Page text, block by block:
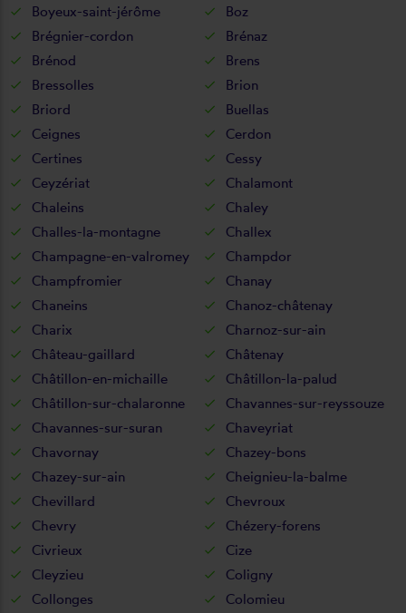
Boyeux-saint-jérôme
Boz
Brégnier-cordon
Brénaz
Brénod
Brens
Bressolles
Brion
Briord
Buellas
Ceignes
Cerdon
Certines
Cessy
Ceyzériat
Chalamont
Chaleins
Chaley
Challes-la-montagne
Challex
Champagne-en-valromey
Champdor
Champfromier
Chanay
Chaneins
Chanoz-châtenay
Charix
Charnoz-sur-ain
Château-gaillard
Châtenay
Châtillon-en-michaille
Châtillon-la-palud
Châtillon-sur-chalaronne
Chavannes-sur-reyssouze
Chavannes-sur-suran
Chaveyriat
Chavornay
Chazey-bons
Chazey-sur-ain
Cheignieu-la-balme
Chevillard
Chevroux
Chevry
Chézery-forens
Civrieux
Cize
Cleyzieu
Coligny
Collonges
Colomieu